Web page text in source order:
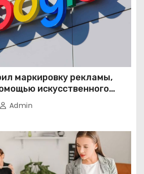
маркировку рекламы,
искусственного
Admin